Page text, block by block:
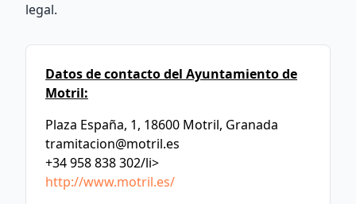
legal.
Datos de contacto del Ayuntamiento de
Motril:
Plaza España, 1, 18600 Motril, Granada
tramitacion@motril.es
+34 958 838 302/li>
http://www.motril.es/